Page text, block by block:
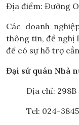
Địa điểm: Đường
Các doanh
thông tin, đề nghị
để có sự hỗ trợ
Đại sứ quán Nhà
Địa chỉ: 298B
Tel: 024-